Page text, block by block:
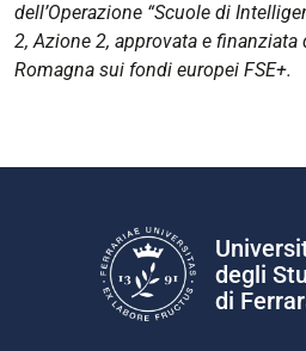
dell’Operazione “Scuole di
2, Azione 2, approvata e finanziata
Romagna sui fondi europei FSE+.
degli
di